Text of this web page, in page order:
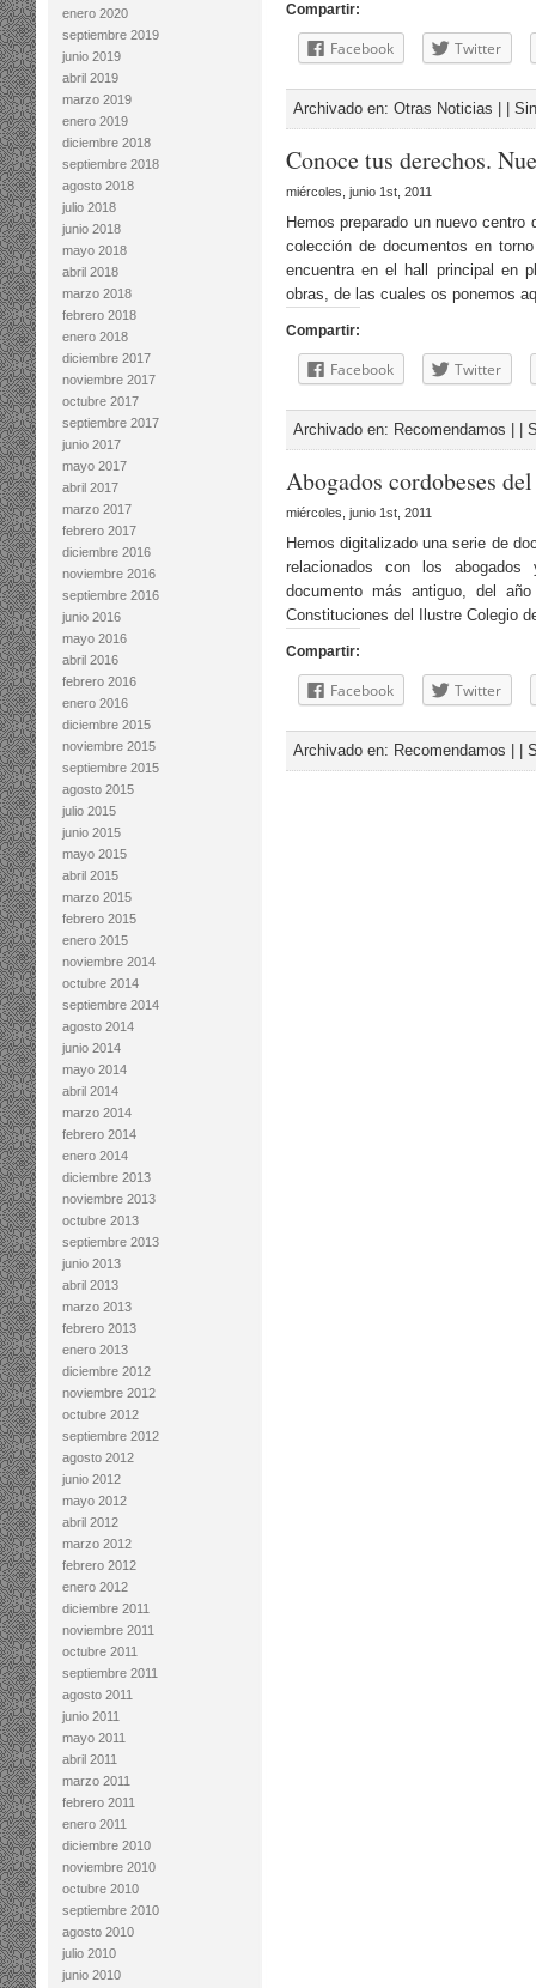
enero 2020
septiembre 2019
junio 2019
abril 2019
marzo 2019
enero 2019
diciembre 2018
septiembre 2018
agosto 2018
julio 2018
junio 2018
mayo 2018
abril 2018
marzo 2018
febrero 2018
enero 2018
diciembre 2017
noviembre 2017
octubre 2017
septiembre 2017
junio 2017
mayo 2017
abril 2017
marzo 2017
febrero 2017
diciembre 2016
noviembre 2016
septiembre 2016
junio 2016
mayo 2016
abril 2016
febrero 2016
enero 2016
diciembre 2015
noviembre 2015
septiembre 2015
agosto 2015
julio 2015
junio 2015
mayo 2015
abril 2015
marzo 2015
febrero 2015
enero 2015
noviembre 2014
octubre 2014
septiembre 2014
agosto 2014
junio 2014
mayo 2014
abril 2014
marzo 2014
febrero 2014
enero 2014
diciembre 2013
noviembre 2013
octubre 2013
septiembre 2013
junio 2013
abril 2013
marzo 2013
febrero 2013
enero 2013
diciembre 2012
noviembre 2012
octubre 2012
septiembre 2012
agosto 2012
junio 2012
mayo 2012
abril 2012
marzo 2012
febrero 2012
enero 2012
diciembre 2011
noviembre 2011
octubre 2011
septiembre 2011
agosto 2011
junio 2011
mayo 2011
abril 2011
marzo 2011
febrero 2011
enero 2011
diciembre 2010
noviembre 2010
octubre 2010
septiembre 2010
agosto 2010
julio 2010
junio 2010
Compartir:
Facebook Twitter
Archivado en: Otras Noticias
Conoce tus derechos.
miércoles, junio 1st, 2011
Hemos preparado un nuevo
colección de documentos en
encuentra en el hall principal en
obras, de las cuales os ponemos
Compartir:
Facebook Twitter
Archivado en: Recomendamos
Abogados cordobeses
miércoles, junio 1st, 2011
Hemos digitalizado una serie de
relacionados con los
documento más antiguo, del
Constituciones del Ilustre Colegio
Compartir:
Facebook Twitter
Archivado en: Recomendamos